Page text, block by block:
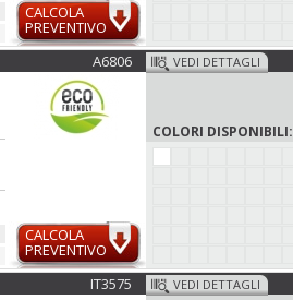
CALCOLA
PREVENTIVO
A6806
CALCOLA
PREVENTIVO
VEDI DETTAGLI
COLORI DISPONIBILI:
IT3575 VEDI DETTAGLI